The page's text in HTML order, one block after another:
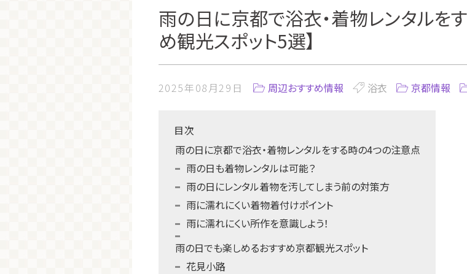
雨の日に京都で浴衣・着物レンタルを
め観光スポット5選】
2025年08月29日 周辺おすすめ情報 浴衣 京都情報
目次
雨の日に京都で浴衣・着物レンタルをする時の4つの注意点
雨の日も着物レンタルは可能？
雨の日にレンタル着物を汚してしまう前の対策方
雨に濡れにくい着物着付けポイント
雨に濡れにくい所作を意識しよう！
雨の日でも楽しめるおすすめ京都観光スポット
花見小路